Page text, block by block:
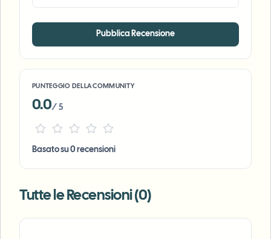
Pubblica Recensione
PUNTEGGIO DELLA COMMUNITY
0.0/ 5
Basato su 0 recensioni
Tutte le Recensioni (0)